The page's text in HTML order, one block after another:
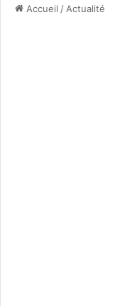
Accueil / Actualité